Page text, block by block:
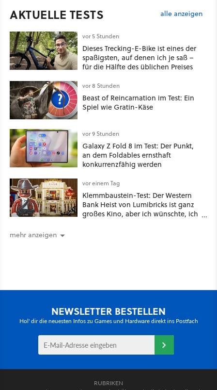
AKTUELLE TESTS alle anzeigen
vor 5 Stunden
Dieses Trecking-E-Bike ist eines der
spaßigsten, auf denen ich je saß –
für die Hälfte des üblichen Preises
vor 8 Stunden
Beast of Reincarnation im Test: Ein
Spiel wie Gratin-Käse
vor 9 Stunden
Galaxy Z Fold 8 im Test: Der Punkt,
an dem Foldables ernsthaft
konkurrenzfähig werden
vor einem Tag
Klemmbaustein-Test: Der Western
Bank Heist von Lumibricks ist ganz
großes Kino, aber ich wünschte, ich
mehr anzeigen
NEWSLETTER BESTELLEN
Hol' dir die neuesten Infos zu Games und Hardware direkt ins Postfach
RUBRIKEN